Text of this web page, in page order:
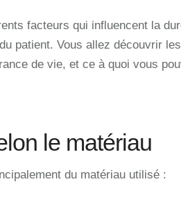
facteurs qui influencent la
patient. Vous allez découvrir
de vie, et ce à quoi vous
le matériau
du matériau utilisé :